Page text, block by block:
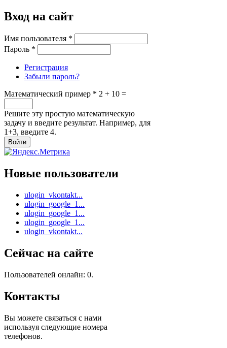
Вход на сайт
Имя пользователя *
Пароль *
Регистрация
Забыли пароль?
Математический пример * 2 + 10 =
Решите эту простую математическую
задачу и введите результат. Например, для
1+3, введите 4.
Новые пользователи
ulogin_vkontakt...
ulogin_google_1...
ulogin_google_1...
ulogin_google_1...
ulogin_vkontakt...
Сейчас на сайте
Пользователей онлайн: 0.
Контакты
Вы можете связаться с нами
используя следующие номера
телефонов.